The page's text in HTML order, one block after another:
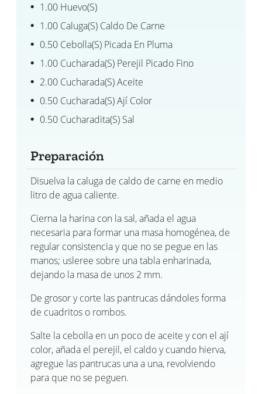
1.00 Huevo(s)
1.00 Caluga(s) Caldo De Carne
0.50 Cebolla(s) Picada En Pluma
1.00 Cucharada(s) Perejil Picado Fino
2.00 Cucharada(s) Aceite
0.50 Cucharada(s) Ají Color
0.50 Cucharadita(s) Sal
Preparación
Disuelva la caluga de caldo de carne en medio
litro de agua caliente.
Cierna la harina con la sal, añada el agua
necesaria para formar una masa homogénea, de
regular consistencia y que no se pegue en las
manos; usleree sobre una tabla enharinada,
dejando la masa de unos 2 mm.
De grosor y corte las pantrucas dándoles forma
de cuadritos o rombos.
Salte la cebolla en un poco de aceite y con el ají
color, añada el perejil, el caldo y cuando hierva,
agregue las pantrucas una a una, revolviendo
para que no se peguen.